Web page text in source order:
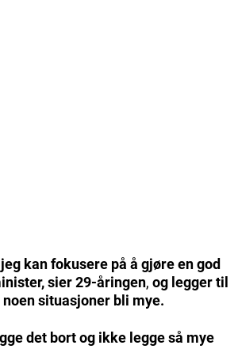
kan fokusere på å gjøre en god
sier 29-åringen, og legger til
situasjoner bli mye.
det bort og ikke legge så mye